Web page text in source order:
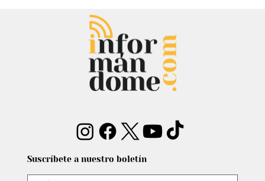
Estatua de John Lennon, que era de
Carlos Lehder, regresó al Quindío y
reabrió debate sobre memoria y
narcotráfico
Suscríbete a nuestro boletín